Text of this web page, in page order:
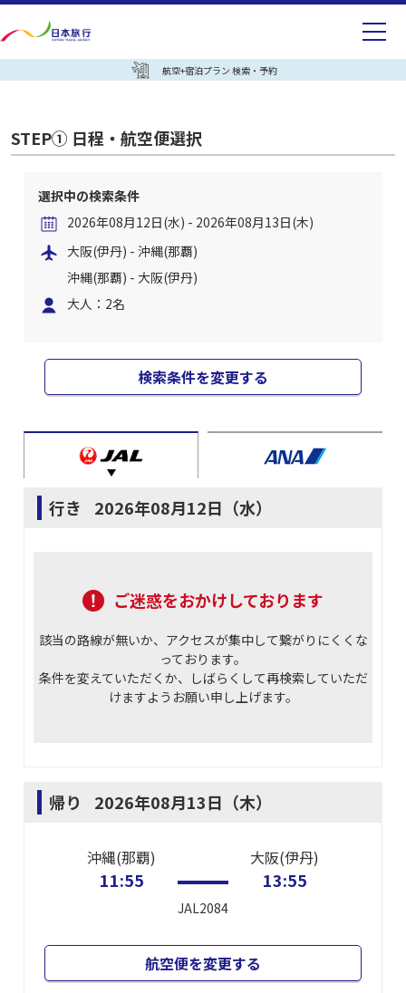
航空+宿泊プラン 検索・予約
STEP① 日程・航空便選択
選択中の検索条件
2026年08月12日(水) - 2026年08月13日(木)
大阪(伊丹) - 沖縄(那覇)
沖縄(那覇) - 大阪(伊丹)
大人：2名
検索条件を変更する
行き 2026年08月12日（水）
ご迷惑をおかけしております
該当の路線が無いか、アクセスが集中して繋がりにくくな
っております。
条件を変えていただくか、しばらくして再検索していただ
けますようお願い申し上げます。
帰り 2026年08月13日（木）
沖縄(那覇)
11:55
JAL2084
大阪(伊丹)
13:55
航空便を変更する